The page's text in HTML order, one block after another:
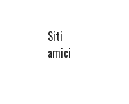
Siti
amici